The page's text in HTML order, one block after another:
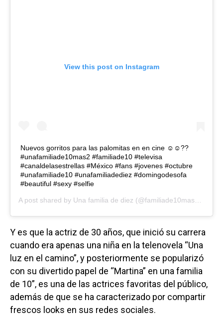
View this post on Instagram
Nuevos gorritos para las palomitas en en cine ☺️☺️??
#unafamiliade10mas2 #familiade10 #televisa
#canaldelasestrellas #México #fans #jovenes #octubre
#unafamiliade10 #unafamiliadediez #domingodesofa
#beautiful #sexy #selfie
A post shared by Una familia de diez (@familiade10mas2) on
Y es que la actriz de 30 años, que inició su carrera
cuando era apenas una niña en la telenovela “Una
luz en el camino”, y posteriormente se popularizó
con su divertido papel de “Martina” en una familia
de 10”, es una de las actrices favoritas del público,
además de que se ha caracterizado por compartir
frescos looks en sus redes sociales.